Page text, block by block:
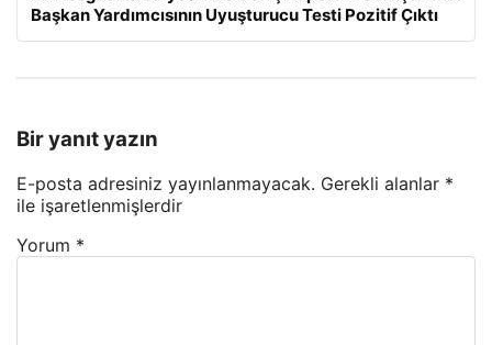
Başkan Yardımcısının Uyuşturucu Testi Pozitif Çıktı
Bir yanıt yazın
E-posta adresiniz yayınlanmayacak. Gerekli alanlar *
ile işaretlenmişlerdir
Yorum *